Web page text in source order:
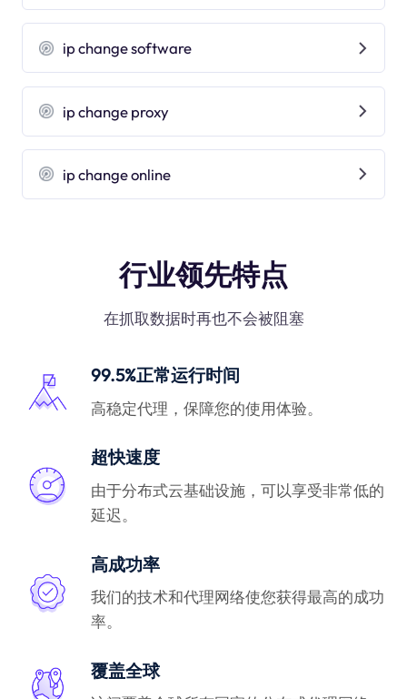
ip change software
ip change proxy
ip change online
行业领先特点
在抓取数据时再也不会被阻塞
99.5%正常运行时间
高稳定代理，保障您的使用体验。
超快速度
由于分布式云基础设施，可以享受非常低的
延迟。
高成功率
我们的技术和代理网络使您获得最高的成功
率。
覆盖全球